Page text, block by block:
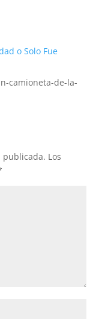
o Solo Fue
camioneta-de-la-
publicada. Los